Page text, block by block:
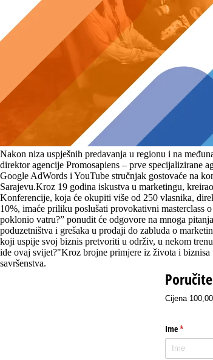
Nakon niza uspješnih predavanja u regionu i na
direktor agencije Promosapiens – prve specijalizirane
Google AdWords i YouTube stručnjak gostovaće na
Sarajevu.Kroz 19 godina iskustva u marketingu,
Konferencije, koja će okupiti više od 250 vlasnika,
10%, imaće priliku poslušati provokativni masterclass
poklonio vatru?” ponudit će odgovore na mnoga
poduzetništva i grešaka u prodaji do zabluda o
koji uspije svoj biznis pretvoriti u održiv, u nekom
ide ovaj svijet?"Kroz brojne primjere iz života i
savršenstva.
Cijena
Ime*
(potreban